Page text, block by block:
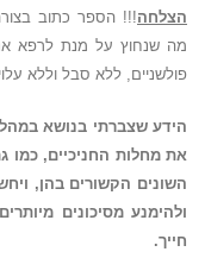
הצלחה!!! הספר כתוב
מה שנחוץ על מנת לרפא
פולשניים, ללא סבל וללא
הידע שצברתי בנושא
את מחלות החניכיים, כמו
השונים הקשורים בהן,
ולהימנע מסיכונים
חייך.